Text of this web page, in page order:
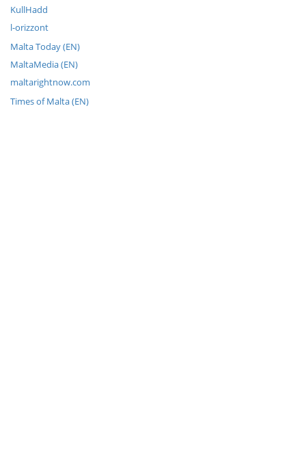
KullHadd
l-orizzont
Malta Today (EN)
MaltaMedia (EN)
maltarightnow.com
Times of Malta (EN)